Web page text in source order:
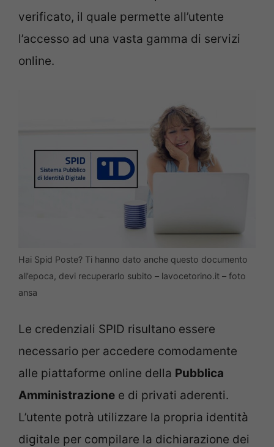
verificato, il quale permette all’utente
l’accesso ad una vasta gamma di servizi
online.
Hai Spid Poste? Ti hanno dato anche questo documento
all’epoca, devi recuperarlo subito – lavocetorino.it – foto
ansa
Le credenziali SPID risultano essere
necessario per accedere comodamente
alle piattaforme online della Pubblica
Amministrazione e di privati aderenti.
L’utente potrà utilizzare la propria identità
digitale per compilare la dichiarazione dei